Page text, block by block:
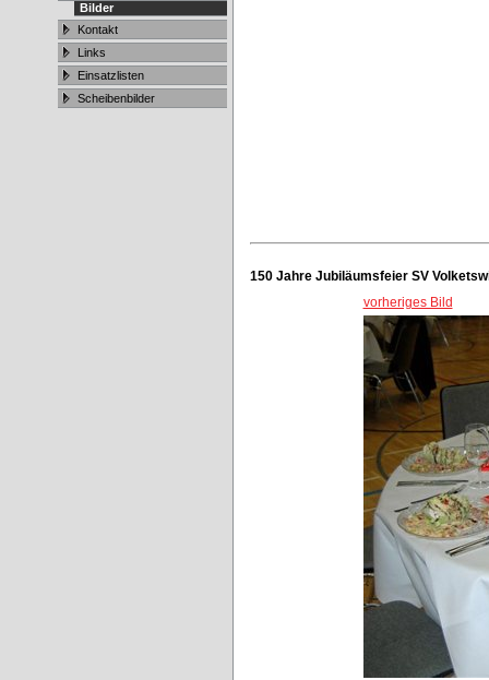
Bilder
Kontakt
Links
Einsatzlisten
Scheibenbilder
150 Jahre Jubiläumsfeier SV
vorheriges Bild